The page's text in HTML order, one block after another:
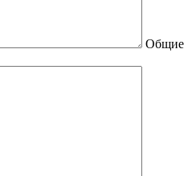
Общие